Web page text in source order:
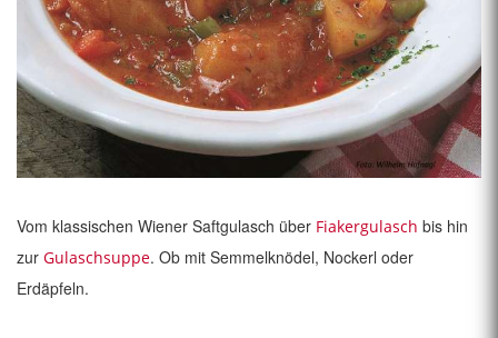
Vom klassischen Wiener Saftgulasch über Fiakergulasch bis hin
zur Gulaschsuppe. Ob mit Semmelknödel, Nockerl oder
Erdäpfeln.